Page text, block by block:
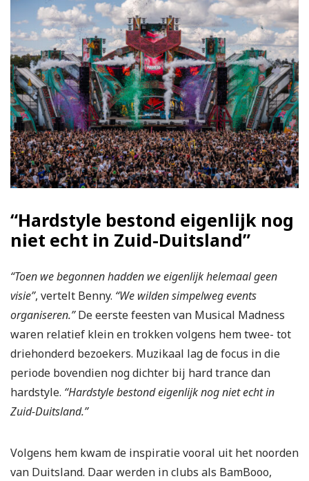
“Hardstyle bestond eigenlijk nog
niet echt in Zuid-Duitsland”
“Toen we begonnen hadden we eigenlijk helemaal geen
visie”, vertelt Benny. “We wilden simpelweg events
organiseren.”De eerste feesten van Musical Madness
waren relatief klein en trokken volgens hem twee- tot
driehonderd bezoekers. Muzikaal lag de focus in die
periode bovendien nog dichter bij hard trance dan
hardstyle. “Hardstyle bestond eigenlijk nog niet echt in
Zuid-Duitsland.”
Volgens hem kwam de inspiratie vooral uit het noorden
van Duitsland. Daar werden in clubs als BamBooo,